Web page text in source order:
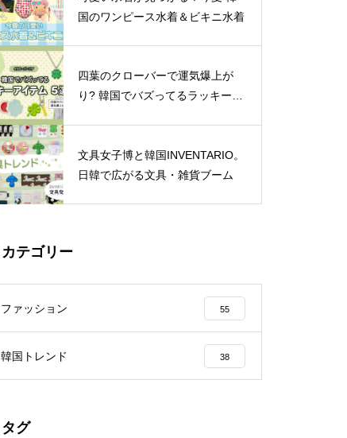
国のワンピース水着＆ビキニ水着
四葉のクローバーで運気爆上が
り? 韓国でバズってるラッキーア
文具女子博と韓国INVENTARIO。
日韓で広がる文具・雑貨ブーム
カテゴリー
ファッション 55
韓国トレンド 38
タグ